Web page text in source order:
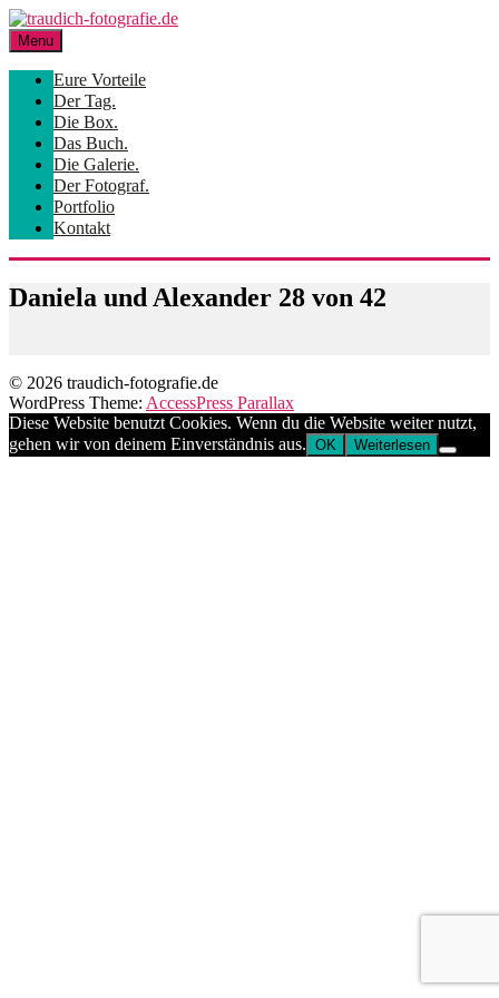
Skip
to
content
Menu
Eure Vorteile
Der Tag.
Die Box.
Das Buch.
Die Galerie.
Der Fotograf.
Portfolio
Kontakt
Daniela und Alexander 28 von 42
© 2026 traudich-fotografie.de
WordPress Theme: AccessPress Parallax
Diese Website benutzt Cookies. Wenn du die Website weiter nutzt,
gehen wir von deinem Einverständnis aus. OK Weiterlesen